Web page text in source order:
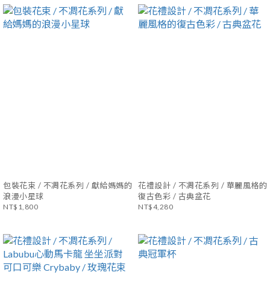
包裝花束 / 不凋花系列 / 獻給媽媽的
浪漫小星球
NT$1,800
花禮設計 / 不凋花系列 / 華麗風格的
復古色彩 / 古典盆花
NT$4,280